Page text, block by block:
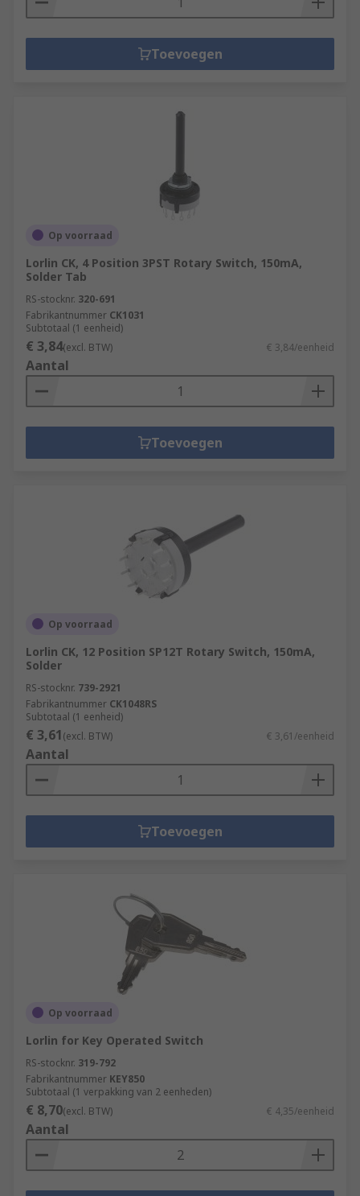
Toevoegen
Op voorraad
Lorlin CK, 4 Position 3PST Rotary Switch, 150mA,
Solder Tab
RS-stocknr. 320-691
Fabrikantnummer CK1031
Subtotaal (1 eenheid)
€ 3,84(excl. BTW) € 3,84/eenheid
Aantal
Toevoegen
Op voorraad
Lorlin CK, 12 Position SP12T Rotary Switch, 150mA,
Solder
RS-stocknr. 739-2921
Fabrikantnummer CK1048RS
Subtotaal (1 eenheid)
€ 3,61(excl. BTW) € 3,61/eenheid
Aantal
Toevoegen
Op voorraad
Lorlin for Key Operated Switch
RS-stocknr. 319-792
Fabrikantnummer KEY850
Subtotaal (1 verpakking van 2 eenheden)
€ 8,70(excl. BTW) € 4,35/eenheid
Aantal